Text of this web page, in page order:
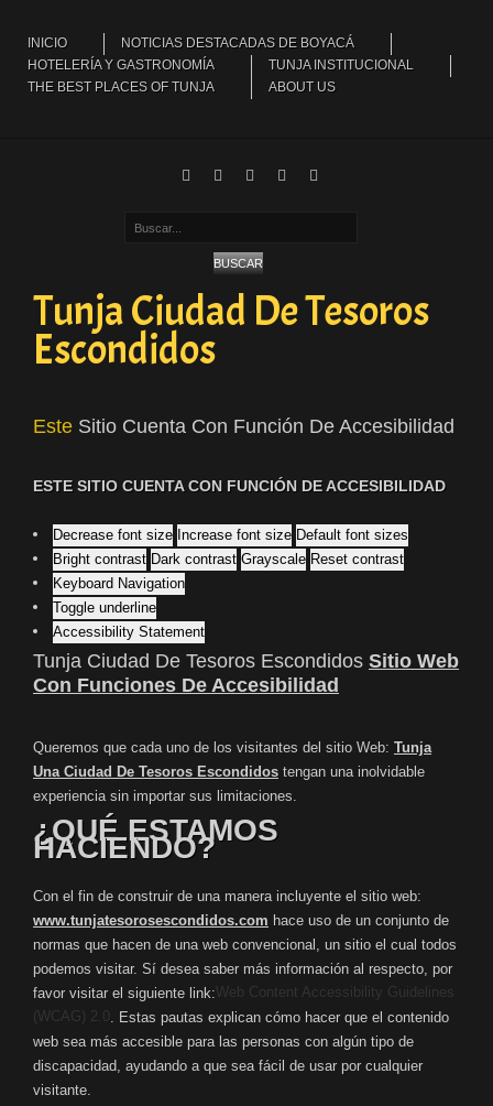
INICIO
NOTICIAS DESTACADAS DE BOYACÁ
HOTELERÍA Y GASTRONOMÍA
TUNJA INSTITUCIONAL
THE BEST PLACES OF TUNJA
ABOUT US
Buscar...
BUSCAR
Tunja Ciudad De Tesoros
Escondidos
Este Sitio Cuenta Con Función De Accesibilidad
ESTE SITIO CUENTA CON FUNCIÓN DE ACCESIBILIDAD
Decrease font size Increase font size Default font sizes
Bright contrast Dark contrast Grayscale Reset contrast
Keyboard Navigation
Toggle underline
Accessibility Statement
Tunja Ciudad De Tesoros Escondidos Sitio Web
Con Funciones De Accesibilidad
Queremos que cada uno de los visitantes del sitio Web: Tunja
Una Ciudad De Tesoros Escondidos tengan una inolvidable
experiencia sin importar sus limitaciones.
¿QUÉ ESTAMOS
HACIENDO?
Con el fin de construir de una manera incluyente el sitio web:
www.tunjatesorosescondidos.com hace uso de un conjunto de
normas que hacen de una web convencional, un sitio el cual todos
podemos visitar. Sí desea saber más información al respecto, por
favor visitar el siguiente link:Web Content Accessibility Guidelines
(WCAG) 2.0 . Estas pautas explican cómo hacer que el contenido
web sea más accesible para las personas con algún tipo de
discapacidad, ayudando a que sea fácil de usar por cualquier
visitante.